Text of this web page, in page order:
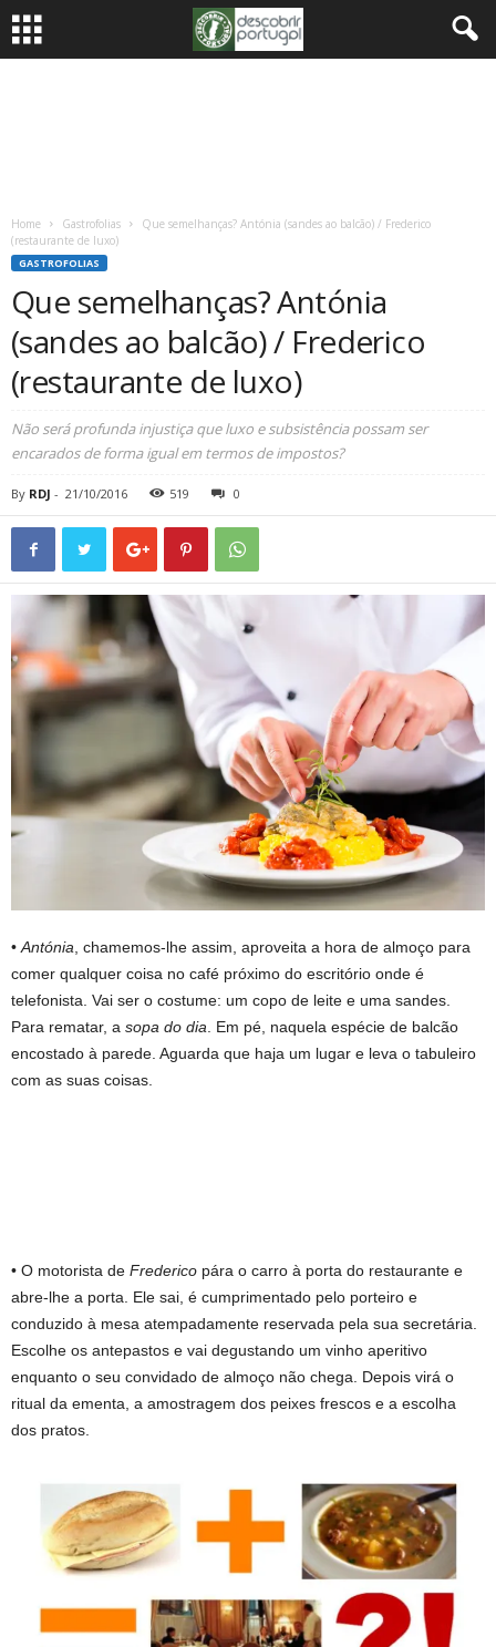
Home Gastrofolias
Que semelhanças? Antónia (sandes ao balcão) / Frederico
(restaurante de luxo)
GASTROFOLIAS
Que semelhanças? Antónia
(sandes ao balcão) / Frederico
(restaurante de luxo)
Não será profunda injustiça que luxo e subsistência possam ser
encarados de forma igual em termos de impostos?
By RDJ - 21/10/2016 519 0
•Antónia, chamemos-lhe assim, aproveita a hora de almoço para
comer qualquer coisa no café próximo do escritório onde é
telefonista. Vai ser o costume: um copo de leite e uma sandes.
Para rematar, a sopa do dia. Em pé, naquela espécie de balcão
encostado à parede. Aguarda que haja um lugar e leva o tabuleiro
com as suas coisas.
• O motorista de Frederico pára o carro à porta do restaurante e
abre-lhe a porta. Ele sai, é cumprimentado pelo porteiro e
conduzido à mesa atempadamente reservada pela sua secretária.
Escolhe os antepastos e vai degustando um vinho aperitivo
enquanto o seu convidado de almoço não chega. Depois virá o
ritual da ementa, a amostragem dos peixes frescos e a escolha
dos pratos.